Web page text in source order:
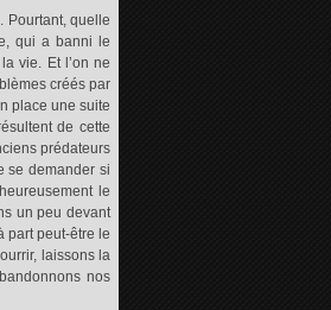
Pourtant, quelle
qui a banni le
vie. Et l’on ne
créés par
place une suite
de cette
prédateurs
se demander si
le
un peu devant
part peut-être le
laissons la
nos